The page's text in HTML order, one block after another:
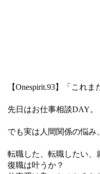
【Onespirit.93】「これま
先日はお仕事相談DAY。
でも実は人間関係の悩み
転職した、転職したい、
復職は叶うか？